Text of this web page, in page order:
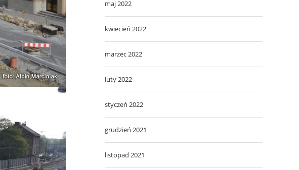
maj 2022
kwiecień 2022
marzec 2022
luty 2022
styczeń 2022
grudzień 2021
listopad 2021